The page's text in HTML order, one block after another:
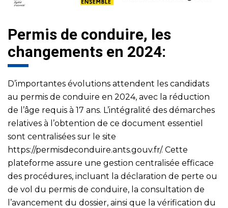
Permis de conduire, les
changements en 2024:
D’importantes évolutions attendent les candidats
au permis de conduire en 2024, avec la réduction
de l’âge requis à 17 ans. L’intégralité des démarches
relatives à l’obtention de ce document essentiel
sont centralisées sur le site
https://permisdeconduire.ants.gouv.fr/. Cette
plateforme assure une gestion centralisée efficace
des procédures, incluant la déclaration de perte ou
de vol du permis de conduire, la consultation de
l’avancement du dossier, ainsi que la vérification du